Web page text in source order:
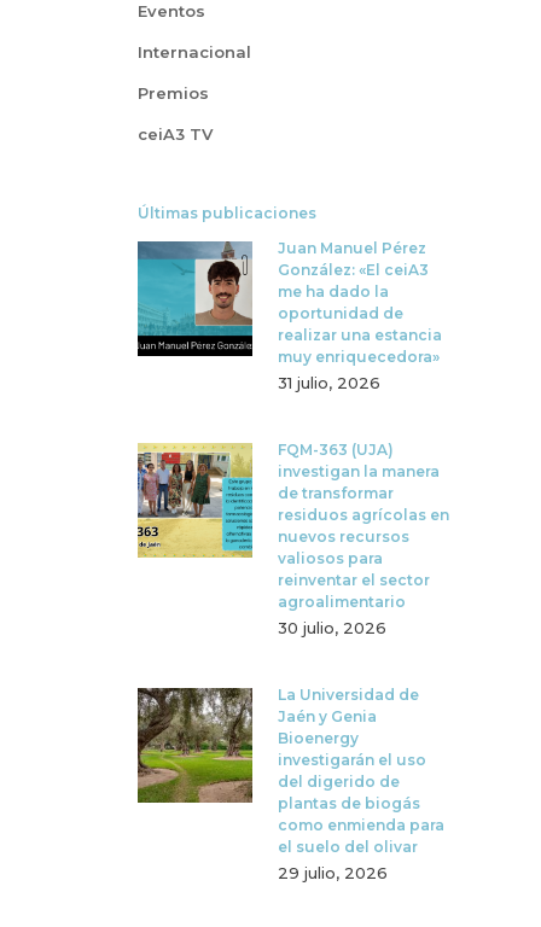
Eventos
Internacional
Premios
ceiA3 TV
Últimas publicaciones
Juan Manuel Pérez
González: «El ceiA3
me ha dado la
oportunidad de
realizar una estancia
muy enriquecedora»
31 julio, 2026
FQM-363 (UJA)
investigan la manera
de transformar
residuos agrícolas en
nuevos recursos
valiosos para
reinventar el sector
agroalimentario
30 julio, 2026
La Universidad de
Jaén y Genia
Bioenergy
investigarán el uso
del digerido de
plantas de biogás
como enmienda para
el suelo del olivar
29 julio, 2026